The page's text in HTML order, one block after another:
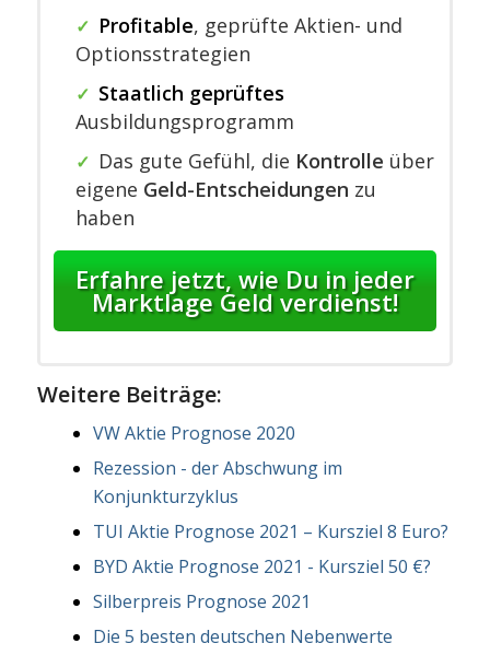
✓ Profitable, geprüfte Aktien- und
Optionsstrategien
✓ Staatlich geprüftes
Ausbildungsprogramm
✓ Das gute Gefühl, die Kontrolle über
eigene Geld-Entscheidungen zu
haben
Erfahre jetzt, wie Du in jeder
Marktlage Geld verdienst!
Weitere Beiträge:
VW Aktie Prognose 2020
Rezession - der Abschwung im
Konjunkturzyklus
TUI Aktie Prognose 2021 – Kursziel 8 Euro?
BYD Aktie Prognose 2021 - Kursziel 50 €?
Silberpreis Prognose 2021
Die 5 besten deutschen Nebenwerte